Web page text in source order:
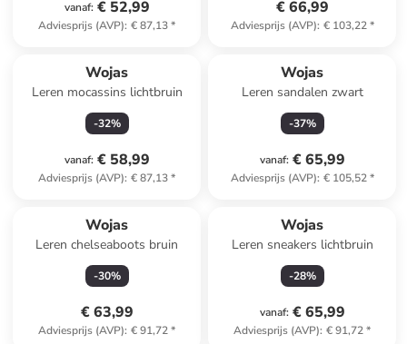
vanaf: € 52,99
Adviesprijs (AVP): € 87,13*
€ 66,99
Adviesprijs (AVP): € 103,22*
Wojas
Leren mocassins lichtbruin
-32%
vanaf: € 58,99
Adviesprijs (AVP): € 87,13*
Wojas
Leren sandalen zwart
-37%
vanaf: € 65,99
Adviesprijs (AVP): € 105,52*
Wojas
Leren chelseaboots bruin
-30%
€ 63,99
Adviesprijs (AVP): € 91,72*
Wojas
Leren sneakers lichtbruin
-28%
vanaf: € 65,99
Adviesprijs (AVP): € 91,72*